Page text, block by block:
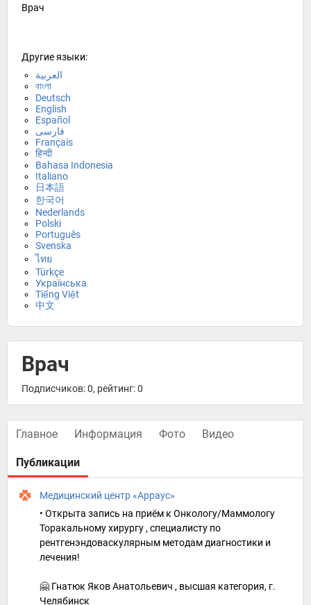
Врач
Другие языки:
العربية
বাংলা
Deutsch
English
Español
فارسی
Français
हिन्दी
Bahasa Indonesia
Italiano
日本語
한국어
Nederlands
Polski
Português
Svenska
ไทย
Türkçe
Українська
Tiếng Việt
中文
Врач
Подписчиков: 0, рейтинг: 0
Главное Информация Фото Видео
Публикации
Медицинский центр «Арраус»
• Открыта запись на приём к Онкологу/Маммологу
Торакальному хирургу , специалисту по
рентгенэндоваскулярным методам диагностики и
лечения!
🤗 Гнатюк Яков Анатольевич , высшая категория, г.
Челябинск